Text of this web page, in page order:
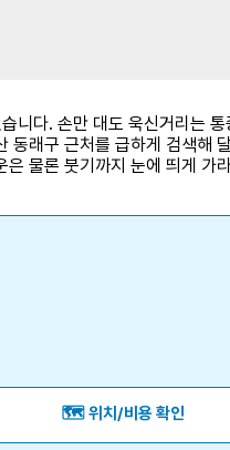
니다. 손만 대도 욱신거리는
래구 근처를 급하게 검색해
물론 붓기까지 눈에 띄게 가
🗺️ 위치/비용 확인